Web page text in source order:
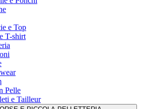
e Top
T-shirt
Pelle
e Tailleur